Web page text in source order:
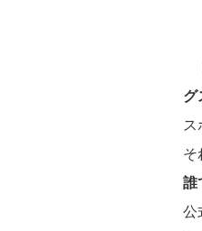
グ
ス
そ
誰
公